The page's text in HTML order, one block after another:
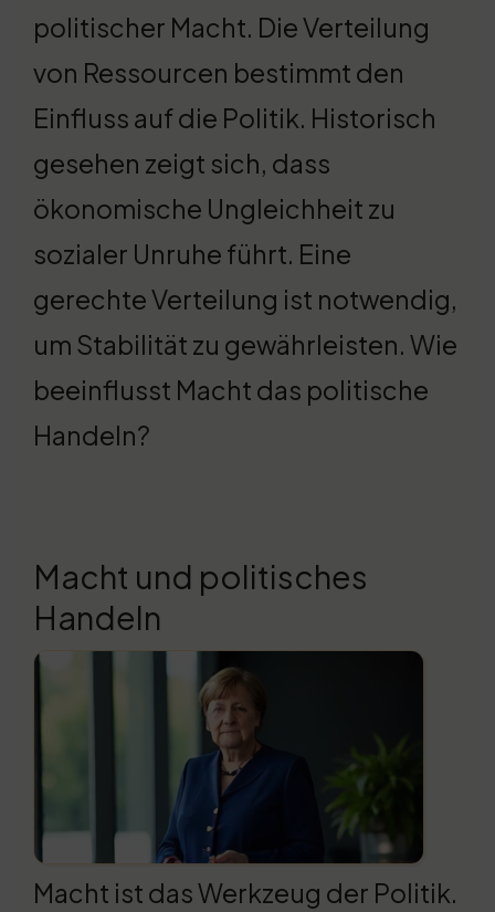
politischer Macht. Die Verteilung
von Ressourcen bestimmt den
Einfluss auf die Politik. Historisch
gesehen zeigt sich, dass
ökonomische Ungleichheit zu
sozialer Unruhe führt. Eine
gerechte Verteilung ist notwendig,
um Stabilität zu gewährleisten. Wie
beeinflusst Macht das politische
Handeln?
Macht und politisches
Handeln
Macht ist das Werkzeug der Politik.